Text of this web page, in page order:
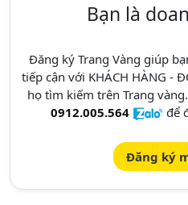
Bạn là
Đăng ký Trang Vàng giúp
tiếp cận với KHÁCH HÀNG -
họ tìm kiếm trên Trang
0912.005.564
để
Đăng ký